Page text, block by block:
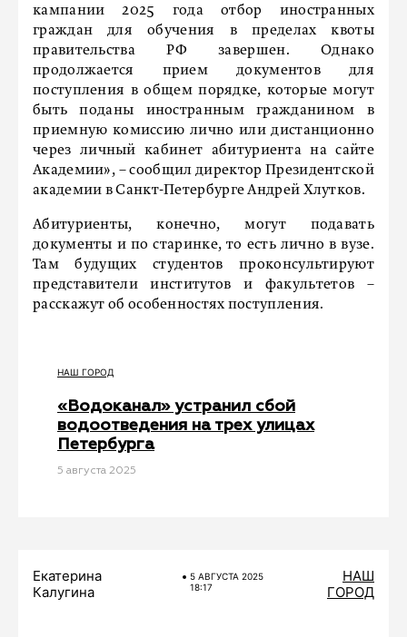
кампании 2025 года отбор иностранных
граждан для обучения в пределах квоты
правительства РФ завершен. Однако
продолжается прием документов для
поступления в общем порядке, которые могут
быть поданы иностранным гражданином в
приемную комиссию лично или дистанционно
через личный кабинет абитуриента на сайте
Академии», – сообщил директор Президентской
академии в Санкт-Петербурге Андрей Хлутков.
Абитуриенты, конечно, могут подавать
документы и по старинке, то есть лично в вузе.
Там будущих студентов проконсультируют
представители институтов и факультетов –
расскажут об особенностях поступления.
НАШ ГОРОД
«Водоканал» устранил сбой
водоотведения на трех улицах
Петербурга
5 августа 2025
Екатерина
Калугина
5 АВГУСТА 2025
18:17
НАШ
ГОРОД